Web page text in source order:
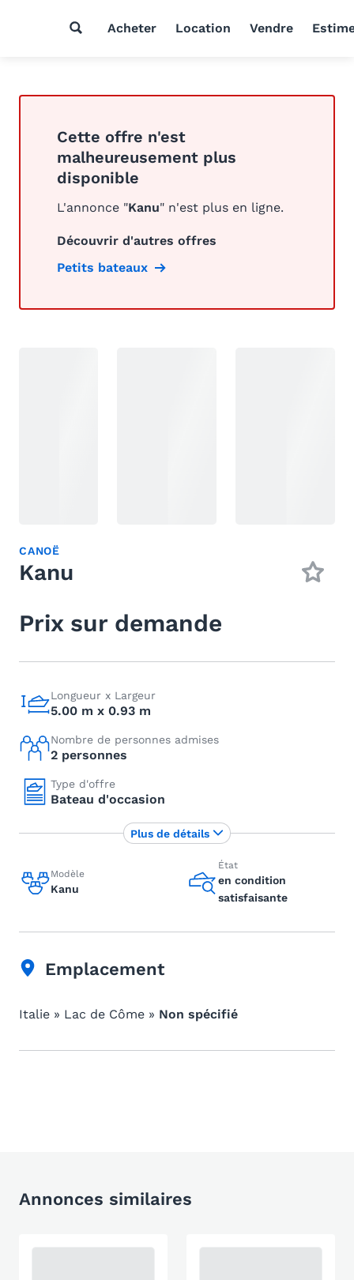
Acheter Location Vendre
Cette offre n'est
malheureusement plus
disponible
L'annonce "Kanu" n'est plus en ligne.
Découvrir d'autres offres
Petits bateaux
CANOË
Kanu
Prix sur demande
Longueur x Largeur
5.00 m x 0.93 m
Nombre de personnes admises
2 personnes
Type d'offre
Bateau d'occasion
Modèle
Kanu
État
en condition
satisfaisante
Plus de détails
Emplacement
Italie » Lac de Côme » Non spécifié
Annonces similaires